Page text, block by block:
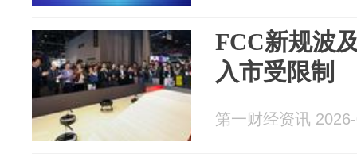
FCC新规波
入市受限制
第一财经资讯